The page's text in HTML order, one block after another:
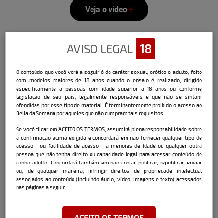
Veja o vídeo
Confira a entrevista que o Bella
fez com a modelo:
Nome:Camylle Venttura
Blumenau / SC
Cidade onde mora atualmente:Blumenau
/ SC
Signo: Virgem
AVISO LEGAL 18
O conteúdo que você verá a seguir é de caráter sexual, erótico e adulto, feito
com modelos maiores de 18 anos quando o ensaio é realizado, dirigido
especificamente a pessoas com idade superior a 18 anos ou conforme
legislação de seu país, legalmente responsáveis e que não se sintam
ofendidas por esse tipo de material. É terminantemente proibido o acesso ao
Bella da Semana por aqueles que não cumpram tais requisitos.
Se você clicar em ACEITO OS TERMOS, assumirá plena responsabilidade sobre
a confirmação acima exigida e concordará em não fornecer qualquer tipo de
acesso - ou facilidade de acesso - a menores de idade ou qualquer outra
pessoa que não tenha direito ou capacidade legal para acessar conteúdo de
cunho adulto. Concordará também em não copiar, publicar, republicar, enviar
ou, de qualquer maneira, infringir direitos de propriedade intelectual
associados ao conteúdo (incluindo áudio, vídeo, imagens e texto) acessados
nas páginas a seguir.